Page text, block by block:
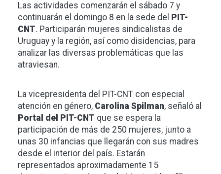
Las actividades comenzarán el sábado 7 y
continuarán el domingo 8 en la sede del
PIT-
CNT. Participarán mujeres sindicalistas de
Uruguay y la región, así como disidencias, para
analizar las diversas problemáticas que las
atraviesan.
La vicepresidenta del PIT-CNT con especial
atención en género, Carolina Spilman, señaló al
Portal del PIT-CNT que se espera la
participación de más de 250 mujeres, junto a
unas 30 infancias que llegarán con sus madres
desde el interior del país. Estarán
representados aproximadamente 15